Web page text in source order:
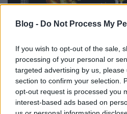
Blog - Do Not Process My
If you wish to opt-out of the sale,
processing of your personal or
targeted advertising by us,
section to confirm your selection.
opt-out request is processed you
interest-based ads based on